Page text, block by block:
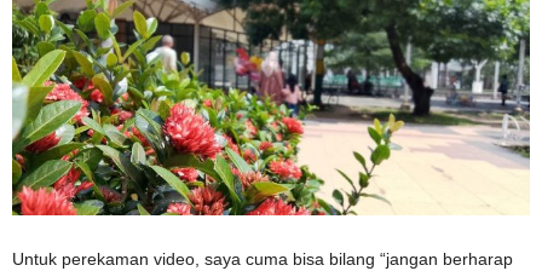
Untuk perekaman video, saya cuma bisa bilang “jangan berharap